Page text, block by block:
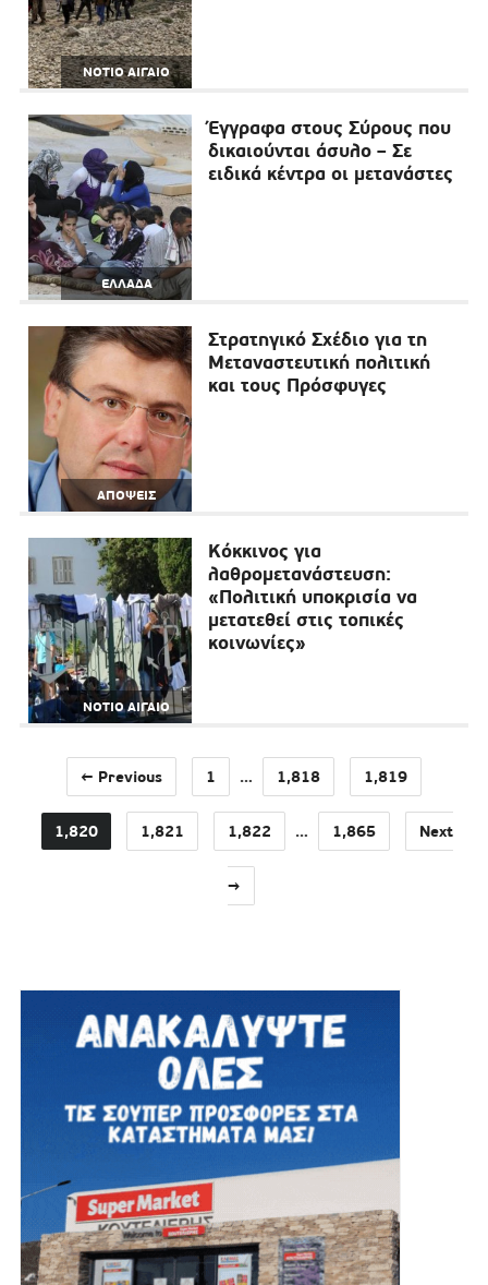
ΝΟΤΙΟ ΑΙΓΑΙΟ
ΕΛΛΑΔΑ
Έγγραφα στους Σύρους που
δικαιούνται άσυλο – Σε
ειδικά κέντρα οι μετανάστες
ΑΠΟΨΕΙΣ
Στρατηγικό Σχέδιο για τη
Μεταναστευτική πολιτική
και τους Πρόσφυγες
ΝΟΤΙΟ ΑΙΓΑΙΟ
Κόκκινος για
λαθρομετανάστευση:
«Πολιτική υποκρισία να
μετατεθεί στις τοπικές
κοινωνίες»
← Previous 1 … 1,818 1,819
1,820 1,821 1,822 … 1,865 Next
→